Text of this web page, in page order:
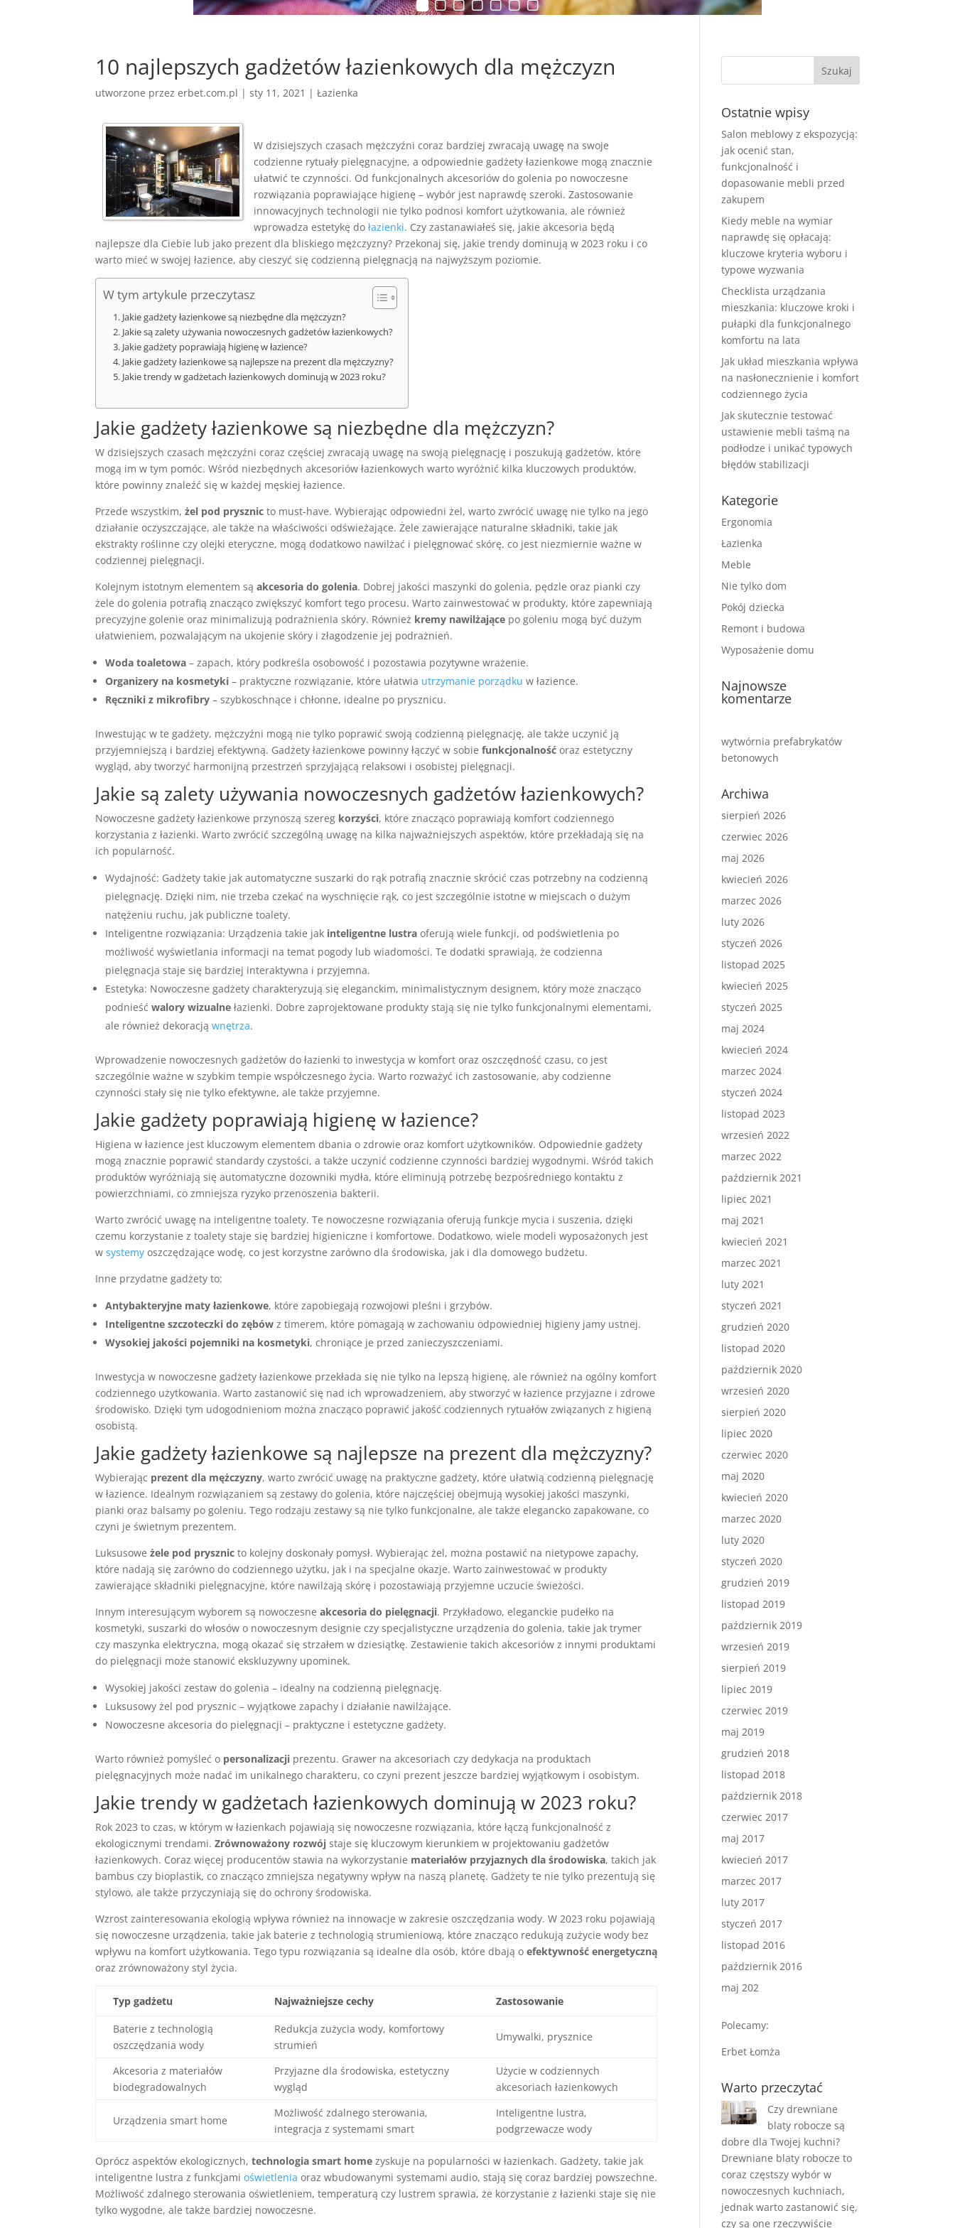
10 najlepszych gadżetów łazienkowych dla mężczyzn
utworzone przezerbet.com.pl |sty 11, 2021 |Łazienka
W dzisiejszych czasach mężczyźni coraz bardziej zwracają uwagę na swoje
codzienne rytuały pielęgnacyjne, a odpowiednie gadżety łazienkowe mogą znacznie
ułatwić te czynności. Od funkcjonalnych akcesoriów do golenia po nowoczesne
rozwiązania poprawiające higienę – wybór jest naprawdę szeroki. Zastosowanie
innowacyjnych technologii nie tylko podnosi komfort użytkowania, ale również
wprowadza estetykę dołazienki. Czy zastanawiałeś się, jakie akcesoria będą
najlepsze dla Ciebie lub jako prezent dla bliskiego mężczyzny? Przekonaj się, jakie trendy dominują w 2023 roku i co
warto mieć w swojej łazience, aby cieszyć się codzienną pielęgnacją na najwyższym poziomie.
W tym artykule przeczytasz
Jakie gadżety łazienkowe są niezbędne dla mężczyzn?
Jakie są zalety używania nowoczesnych gadżetów łazienkowych?
Jakie gadżety poprawiają higienę w łazience?
Jakie gadżety łazienkowe są najlepsze na prezent dla mężczyzny?
Jakie trendy w gadżetach łazienkowych dominują w 2023 roku?
Jakie gadżety łazienkowe są niezbędne dla mężczyzn?
W dzisiejszych czasach mężczyźni coraz częściej zwracają uwagę na swoją pielęgnację i poszukują gadżetów, które
mogą im w tym pomóc. Wśród niezbędnych akcesoriów łazienkowych warto wyróżnić kilka kluczowych produktów,
które powinny znaleźć się w każdej męskiej łazience.
Przede wszystkim,żel pod prysznic to must-have. Wybierając odpowiedni żel, warto zwrócić uwagę nie tylko na jego
działanie oczyszczające, ale także na właściwości odświeżające. Żele zawierające naturalne składniki, takie jak
ekstrakty roślinne czy olejki eteryczne, mogą dodatkowo nawilżać i pielęgnować skórę, co jest niezmiernie ważne w
codziennej pielęgnacji.
Kolejnym istotnym elementem sąakcesoria do golenia. Dobrej jakości maszynki do golenia, pędzle oraz pianki czy
żele do golenia potrafią znacząco zwiększyć komfort tego procesu. Warto zainwestować w produkty, które zapewniają
precyzyjne golenie oraz minimalizują podrażnienia skóry. Również kremy nawilżające po goleniu mogą być dużym
ułatwieniem, pozwalającym na ukojenie skóry i złagodzenie jej podrażnień.
Woda toaletowa – zapach, który podkreśla osobowość i pozostawia pozytywne wrażenie.
Organizery na kosmetyki – praktyczne rozwiązanie, które ułatwia utrzymanie porządku w łazience.
Ręczniki z mikrofibry – szybkoschnące i chłonne, idealne po prysznicu.
Inwestując w te gadżety, mężczyźni mogą nie tylko poprawić swoją codzienną pielęgnację, ale także uczynić ją
przyjemniejszą i bardziej efektywną. Gadżety łazienkowe powinny łączyć w sobiefunkcjonalność oraz estetyczny
wygląd, aby tworzyć harmonijną przestrzeń sprzyjającą relaksowi i osobistej pielęgnacji.
Jakie są zalety używania nowoczesnych gadżetów łazienkowych?
Nowoczesne gadżety łazienkowe przynoszą szereg korzyści, które znacząco poprawiają komfort codziennego
korzystania z łazienki. Warto zwrócić szczególną uwagę na kilka najważniejszych aspektów, które przekładają się na
ich popularność.
Wydajność: Gadżety takie jak automatyczne suszarki do rąk potrafią znacznie skrócić czas potrzebny na codzienną
pielęgnację. Dzięki nim, nie trzeba czekać na wyschnięcie rąk, co jest szczególnie istotne w miejscach o dużym
natężeniu ruchu, jak publiczne toalety.
Inteligentne rozwiązania: Urządzenia takie jak inteligentne lustra oferują wiele funkcji, od podświetlenia po
możliwość wyświetlania informacji na temat pogody lub wiadomości. Te dodatki sprawiają, że codzienna
pielęgnacja staje się bardziej interaktywna i przyjemna.
Estetyka: Nowoczesne gadżety charakteryzują się eleganckim, minimalistycznym designem, który może znacząco
podnieśćwalory wizualne łazienki. Dobre zaprojektowane produkty stają się nie tylko funkcjonalnymi elementami,
ale również dekoracjąwnętrza.
Wprowadzenie nowoczesnych gadżetów do łazienki to inwestycja w komfort oraz oszczędność czasu, co jest
szczególnie ważne w szybkim tempie współczesnego życia. Warto rozważyć ich zastosowanie, aby codzienne
czynności stały się nie tylko efektywne, ale także przyjemne.
Jakie gadżety poprawiają higienę w łazience?
Higiena w łazience jest kluczowym elementem dbania o zdrowie oraz komfort użytkowników. Odpowiednie gadżety
mogą znacznie poprawić standardy czystości, a także uczynić codzienne czynności bardziej wygodnymi. Wśród takich
produktów wyróżniają się automatyczne dozowniki mydła, które eliminują potrzebę bezpośredniego kontaktu z
powierzchniami, co zmniejsza ryzyko przenoszenia bakterii.
Warto zwrócić uwagę na inteligentne toalety. Te nowoczesne rozwiązania oferują funkcje mycia i suszenia, dzięki
czemu korzystanie z toalety staje się bardziej higieniczne i komfortowe. Dodatkowo, wiele modeli wyposażonych jest
wsystemy oszczędzające wodę, co jest korzystne zarówno dla środowiska, jak i dla domowego budżetu.
Inne przydatne gadżety to:
Antybakteryjne maty łazienkowe, które zapobiegają rozwojowi pleśni i grzybów.
Inteligentne szczoteczki do zębów z timerem, które pomagają w zachowaniu odpowiedniej higieny jamy ustnej.
Wysokiej jakości pojemniki na kosmetyki, chroniące je przed zanieczyszczeniami.
Inwestycja w nowoczesne gadżety łazienkowe przekłada się nie tylko na lepszą higienę, ale również na ogólny komfort
codziennego użytkowania. Warto zastanowić się nad ich wprowadzeniem, aby stworzyć w łazience przyjazne i zdrowe
środowisko. Dzięki tym udogodnieniom można znacząco poprawić jakość codziennych rytuałów związanych z higieną
osobistą.
Jakie gadżety łazienkowe są najlepsze na prezent dla mężczyzny?
Wybierając prezent dla mężczyzny, warto zwrócić uwagę na praktyczne gadżety, które ułatwią codzienną pielęgnację
w łazience. Idealnym rozwiązaniem są zestawy do golenia, które najczęściej obejmują wysokiej jakości maszynki,
pianki oraz balsamy po goleniu. Tego rodzaju zestawy są nie tylko funkcjonalne, ale także elegancko zapakowane, co
czyni je świetnym prezentem.
Luksusoweżele pod prysznic to kolejny doskonały pomysł. Wybierając żel, można postawić na nietypowe zapachy,
które nadają się zarówno do codziennego użytku, jak i na specjalne okazje. Warto zainwestować w produkty
zawierające składniki pielęgnacyjne, które nawilżają skórę i pozostawiają przyjemne uczucie świeżości.
Innym interesującym wyborem są nowoczesneakcesoria do pielęgnacji. Przykładowo, eleganckie pudełko na
kosmetyki, suszarki do włosów o nowoczesnym designie czy specjalistyczne urządzenia do golenia, takie jak trymer
czy maszynka elektryczna, mogą okazać się strzałem w dziesiątkę. Zestawienie takich akcesoriów z innymi produktami
do pielęgnacji może stanowić ekskluzywny upominek.
Wysokiej jakości zestaw do golenia – idealny na codzienną pielęgnację.
Luksusowy żel pod prysznic – wyjątkowe zapachy i działanie nawilżające.
Nowoczesne akcesoria do pielęgnacji – praktyczne i estetyczne gadżety.
Warto również pomyśleć o personalizacji prezentu. Grawer na akcesoriach czy dedykacja na produktach
pielęgnacyjnych może nadać im unikalnego charakteru, co czyni prezent jeszcze bardziej wyjątkowym i osobistym.
Jakie trendy w gadżetach łazienkowych dominują w 2023 roku?
Rok 2023 to czas, w którym w łazienkach pojawiają się nowoczesne rozwiązania, które łączą funkcjonalność z
ekologicznymi trendami.Zrównoważony rozwój staje się kluczowym kierunkiem w projektowaniu gadżetów
łazienkowych. Coraz więcej producentów stawia na wykorzystanie materiałów przyjaznych dla środowiska, takich jak
bambus czy bioplastik, co znacząco zmniejsza negatywny wpływ na naszą planetę. Gadżety te nie tylko prezentują się
stylowo, ale także przyczyniają się do ochrony środowiska.
Wzrost zainteresowania ekologią wpływa również na innowacje w zakresie oszczędzania wody. W 2023 roku pojawiają
się nowoczesne urządzenia, takie jak baterie z technologią strumieniową, które znacząco redukują zużycie wody bez
wpływu na komfort użytkowania. Tego typu rozwiązania są idealne dla osób, które dbają oefektywność energetyczną
oraz zrównoważony styl życia.
Typ gadżetu Najważniejsze cechy Zastosowanie
Baterie z technologią
oszczędzania wody
Redukcja zużycia wody, komfortowy
strumień
Umywalki, prysznice
Akcesoria z materiałów
biodegradowalnych
Przyjazne dla środowiska, estetyczny
wygląd
Użycie w codziennych
akcesoriach łazienkowych
Urządzenia smart home
Możliwość zdalnego sterowania,
integracja z systemami smart
Inteligentne lustra,
podgrzewacze wody
Oprócz aspektów ekologicznych,technologia smart home zyskuje na popularności w łazienkach. Gadżety, takie jak
inteligentne lustra z funkcjamioświetlenia oraz wbudowanymi systemami audio, stają się coraz bardziej powszechne.
Możliwość zdalnego sterowania oświetleniem, temperaturą czy lustrem sprawia, że korzystanie z łazienki staje się nie
tylko wygodne, ale także bardziej nowoczesne.
Ostatnie wpisy
Salon meblowy z ekspozycją:
jak ocenić stan,
funkcjonalność i
dopasowanie mebli przed
zakupem
Kiedy meble na wymiar
naprawdę się opłacają:
kluczowe kryteria wyboru i
typowe wyzwania
Checklista urządzania
mieszkania: kluczowe kroki i
pułapki dla funkcjonalnego
komfortu na lata
Jak układ mieszkania wpływa
na nasłonecznienie i komfort
codziennego życia
Jak skutecznie testować
ustawienie mebli taśmą na
podłodze i unikać typowych
błędów stabilizacji
Kategorie
Ergonomia
Łazienka
Meble
Nie tylko dom
Pokój dziecka
Remont i budowa
Wyposażenie domu
Najnowsze
komentarze
wytwórnia prefabrykatów
betonowych
Archiwa
sierpień 2026
czerwiec 2026
maj 2026
kwiecień 2026
marzec 2026
luty 2026
styczeń 2026
listopad 2025
kwiecień 2025
styczeń 2025
maj 2024
kwiecień 2024
marzec 2024
styczeń 2024
listopad 2023
wrzesień 2022
marzec 2022
październik 2021
lipiec 2021
maj 2021
kwiecień 2021
marzec 2021
luty 2021
styczeń 2021
grudzień 2020
listopad 2020
październik 2020
wrzesień 2020
sierpień 2020
lipiec 2020
czerwiec 2020
maj 2020
kwiecień 2020
marzec 2020
luty 2020
styczeń 2020
grudzień 2019
listopad 2019
październik 2019
wrzesień 2019
sierpień 2019
lipiec 2019
czerwiec 2019
maj 2019
grudzień 2018
listopad 2018
październik 2018
czerwiec 2017
maj 2017
kwiecień 2017
marzec 2017
luty 2017
styczeń 2017
listopad 2016
październik 2016
maj 202
Polecamy:
Erbet Łomża
Warto przeczytać
Czy drewniane
blaty robocze są
dobre dla Twojej kuchni?
Drewniane blaty robocze to
coraz częstszy wybór w
nowoczesnych kuchniach,
jednak warto zastanowić się,
czy są one rzeczywiście